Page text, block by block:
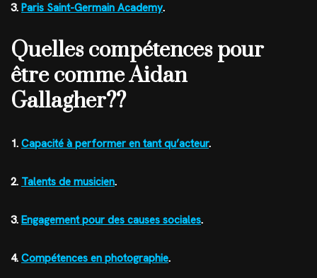
3. Paris Saint-Germain Academy.
Quelles compétences pour
être comme Aidan
Gallagher??
1. Capacité à performer en tant qu’acteur.
2. Talents de musicien.
3. Engagement pour des causes sociales.
4. Compétences en photographie.